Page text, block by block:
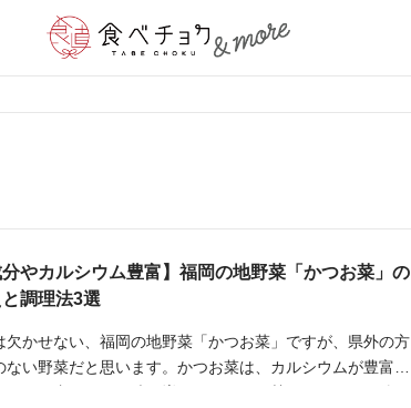
分やカルシウム豊富】福岡の地野菜「かつお菜」の
調理法3選
欠かせない、福岡の地野菜「かつお菜」ですが、県外の方
ない野菜だと思います。かつお菜は、カルシウムが豊富で